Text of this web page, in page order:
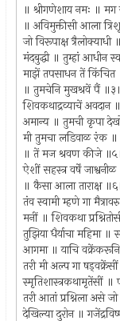
॥ श्रीगणेशाय नमः ॥ मग
॥ अविमुक्तीसी आला
जो विरूपाक्ष
मंदबुद्धी ॥ तुम्हां आधीन
माझें तपसाधन तें किंचित
॥ तुमचेनि मुखश्रवें पैं
शिवकथाद्रव्याचें अवदान
अमान्य ॥ तुमची कृपा
मी तुमचा लडिवाळ रंक ॥
॥ तें मज श्रवण कीजे
ऐशीं सहस्त्र वर्षें
॥ कैसा आला ताराक्ष
तंव स्वामी म्हणे गा
मनीं ॥ शिवकथा
तुझिया धैर्याचा महिमा
आगमा ॥ याचि
तरी मी अल्प गा
स्मृतिशास्त्रकथामृतेंसीं
तरी आतां प्रश्निला असे
देखिल्या दुरोन ॥